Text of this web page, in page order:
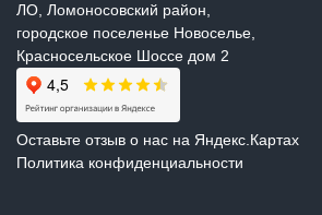
ЛО, Ломоносовский район,
городское поселенье Новоселье,
Красносельское Шоссе дом 2
Оставьте отзыв о нас на Яндекс.Картах
Политика конфиденциальности